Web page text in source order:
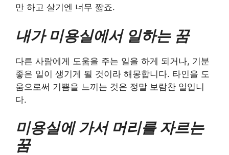
만 하고 살기엔 너무 짧죠.
내가 미용실에서 일하는 꿈
다른 사람에게 도움을 주는 일을 하게 되거나, 기분
좋은 일이 생기게 될 것이라 해몽합니다. 타인을 도
움으로써 기쁨을 느끼는 것은 정말 보람찬 일입니
다.
미용실에 가서 머리를 자르는
꿈